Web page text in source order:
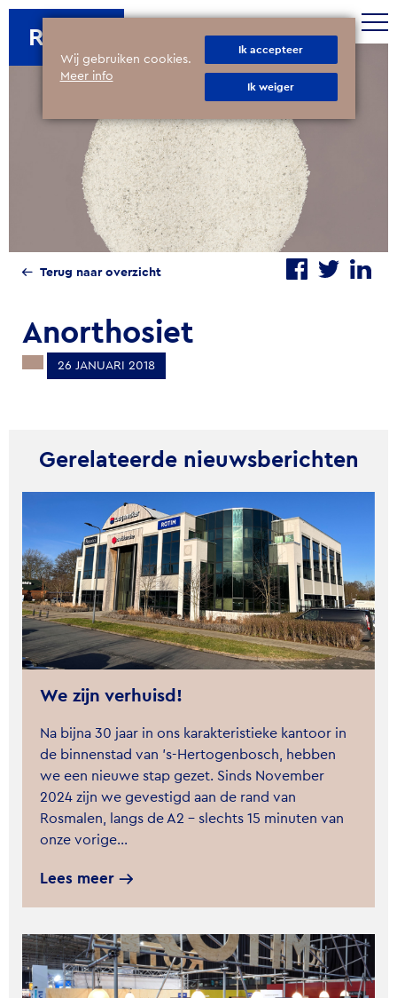
ROTIM
Terug naar overzicht
Anorthosiet
26 JANUARI 2018
Gerelateerde nieuwsberichten
We zijn verhuisd!
Na bijna 30 jaar in ons karakteristieke kantoor in
de binnenstad van ’s-Hertogenbosch, hebben
we een nieuwe stap gezet. Sinds November
2024 zijn we gevestigd aan de rand van
Rosmalen, langs de A2 – slechts 15 minuten van
onze vorige…
Lees meer
Wij gebruiken cookies.
Meer info
Ik accepteer
Ik weiger